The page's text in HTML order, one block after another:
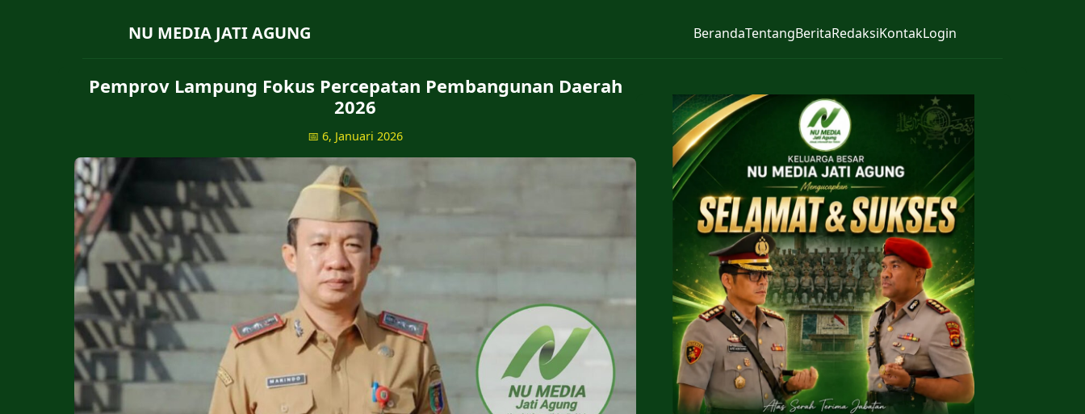
NU MEDIA JATI AGUNG BerandaTentangBeritaRedaksiKontakLogin
Pemprov Lampung Fokus Percepatan Pembangunan Daerah
2026
📅 6, Januari 2026